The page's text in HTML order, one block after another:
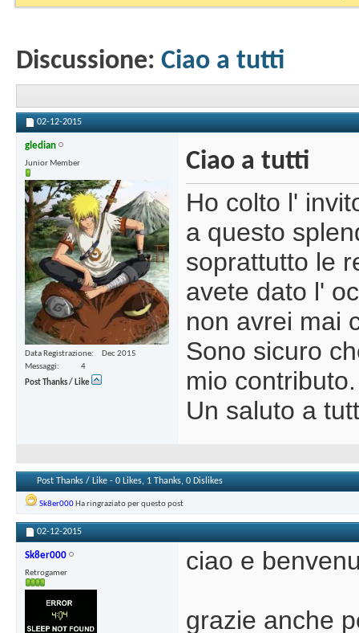
Discussione: Ciao a tutti
02-12-2015
gledian
Junior Member
Data Registrazione
Dec 2015
Messaggi
4
Post Thanks / Like
Ciao a tutti
Ho colto l'
a questo
soprattutto le
avete dato l'
non avrei mai
Sono sicuro
mio contributo.
Un saluto a
Post Thanks / Like - 0 Likes, 1 Thanks, 0 Dislikes
Sk8er000Ha ringraziato per questo post
02-12-2015
Sk8er000
Retrogamer ciao e
grazie anche